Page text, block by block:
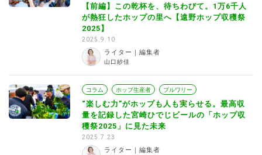
【前編】この乾杯を、待ちわびて。1万6千人
が熱狂したホップの里へ【遠野ホップ収穫祭
2025】
2025.9.10
ライター｜編集者
山口紗佳
コラム ホップ生産者 ブルワリー
“楽しむ力”がホップも人も実らせる。最高収
量を記録した宮崎ひでじビールの「ホップ収
穫祭2025」に見た未来
2025.7.23
ライター｜編集者